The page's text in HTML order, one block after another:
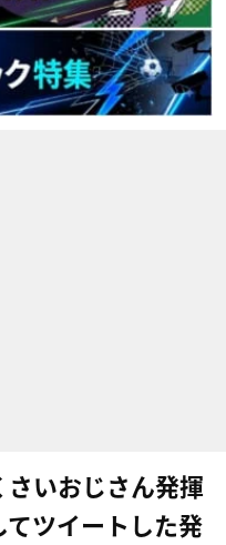
さいおじさん発揮
てツイートした発